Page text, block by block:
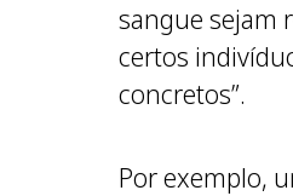
sangue sejam
certos
concretos”.
Por exemplo,